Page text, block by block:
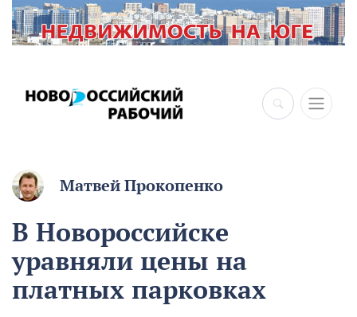
Матвей Прокопенко
В Новороссийске
уравняли цены на
платных парковках